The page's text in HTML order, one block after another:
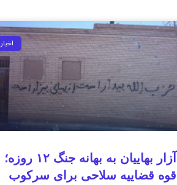
اخبار
آزار بهاییان به بهانه جنگ ۱۲ روزه؛
قوه قضاییه سلاحی برای سرکوب